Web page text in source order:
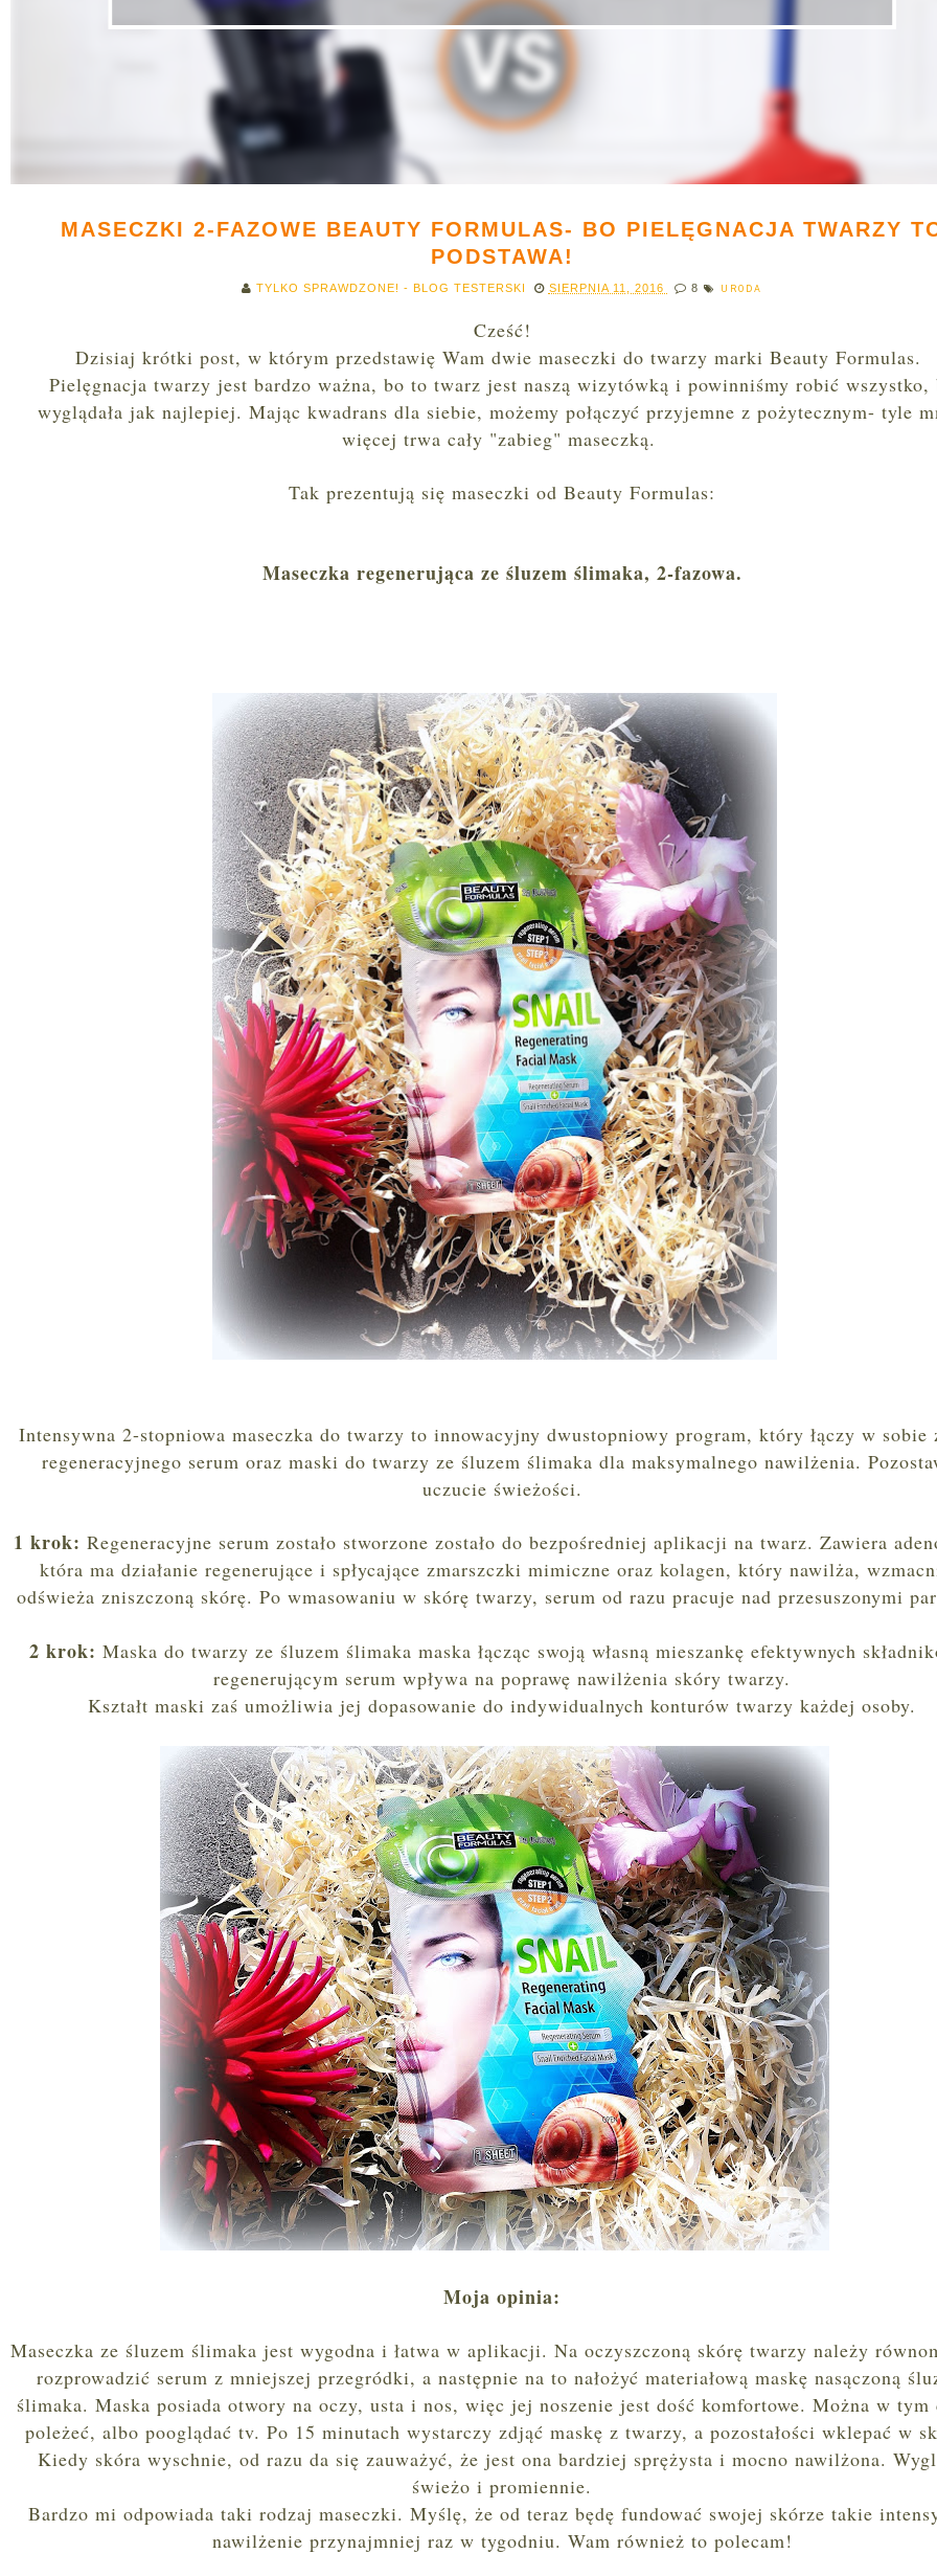
MASECZKI 2-FAZOWE BEAUTY FORMULAS- BO PIELĘGNACJA TWARZY
PODSTAWA!
TYLKO SPRAWDZONE! - BLOG TESTERSKI SIERPNIA 11, 2016 8 URODA
Cześć!
Dzisiaj krótki post, w którym przedstawię Wam dwie maseczki do twarzy marki Beauty Formulas.
Pielęgnacja twarzy jest bardzo ważna, bo to twarz jest naszą wizytówką i powinniśmy robić wszystko,
wyglądała jak najlepiej. Mając kwadrans dla siebie, możemy połączyć przyjemne z pożytecznym- tyle
więcej trwa cały "zabieg" maseczką.
Tak prezentują się maseczki od Beauty Formulas:
Maseczka regenerująca ze śluzem ślimaka, 2-fazowa.
Intensywna 2-stopniowa maseczka do twarzy to innowacyjny dwustopniowy program, który łączy w sobie
regeneracyjnego serum oraz maski do twarzy ze śluzem ślimaka dla maksymalnego nawilżenia.
uczucie świeżości.
1 krok: Regeneracyjne serum zostało stworzone zostało do bezpośredniej aplikacji na twarz. Zawiera
która ma działanie regenerujące i spłycające zmarszczki mimiczne oraz kolagen, który nawilża,
odświeża zniszczoną skórę. Po wmasowaniu w skórę twarzy, serum od razu pracuje nad przesuszonymi
2 krok: Maska do twarzy ze śluzem ślimaka maska łącząc swoją własną mieszankę efektywnych
regenerującym serum wpływa na poprawę nawilżenia skóry twarzy.
Kształt maski zaś umożliwia jej dopasowanie do indywidualnych konturów twarzy każdej osoby.
Moja opinia:
Maseczka ze śluzem ślimaka jest wygodna i łatwa w aplikacji. Na oczyszczoną skórę twarzy należy
rozprowadzić serum z mniejszej przegródki, a następnie na to nałożyć materiałową maskę nasączoną
ślimaka. Maska posiada otwory na oczy, usta i nos, więc jej noszenie jest dość komfortowe. Można w tym
poleżeć, albo pooglądać tv. Po 15 minutach wystarczy zdjąć maskę z twarzy, a pozostałości wklepać w
Kiedy skóra wyschnie, od razu da się zauważyć, że jest ona bardziej sprężysta i mocno nawilżona.
świeżo i promiennie.
Bardzo mi odpowiada taki rodzaj maseczki. Myślę, że od teraz będę fundować swojej skórze takie
nawilżenie przynajmniej raz w tygodniu. Wam również to polecam!